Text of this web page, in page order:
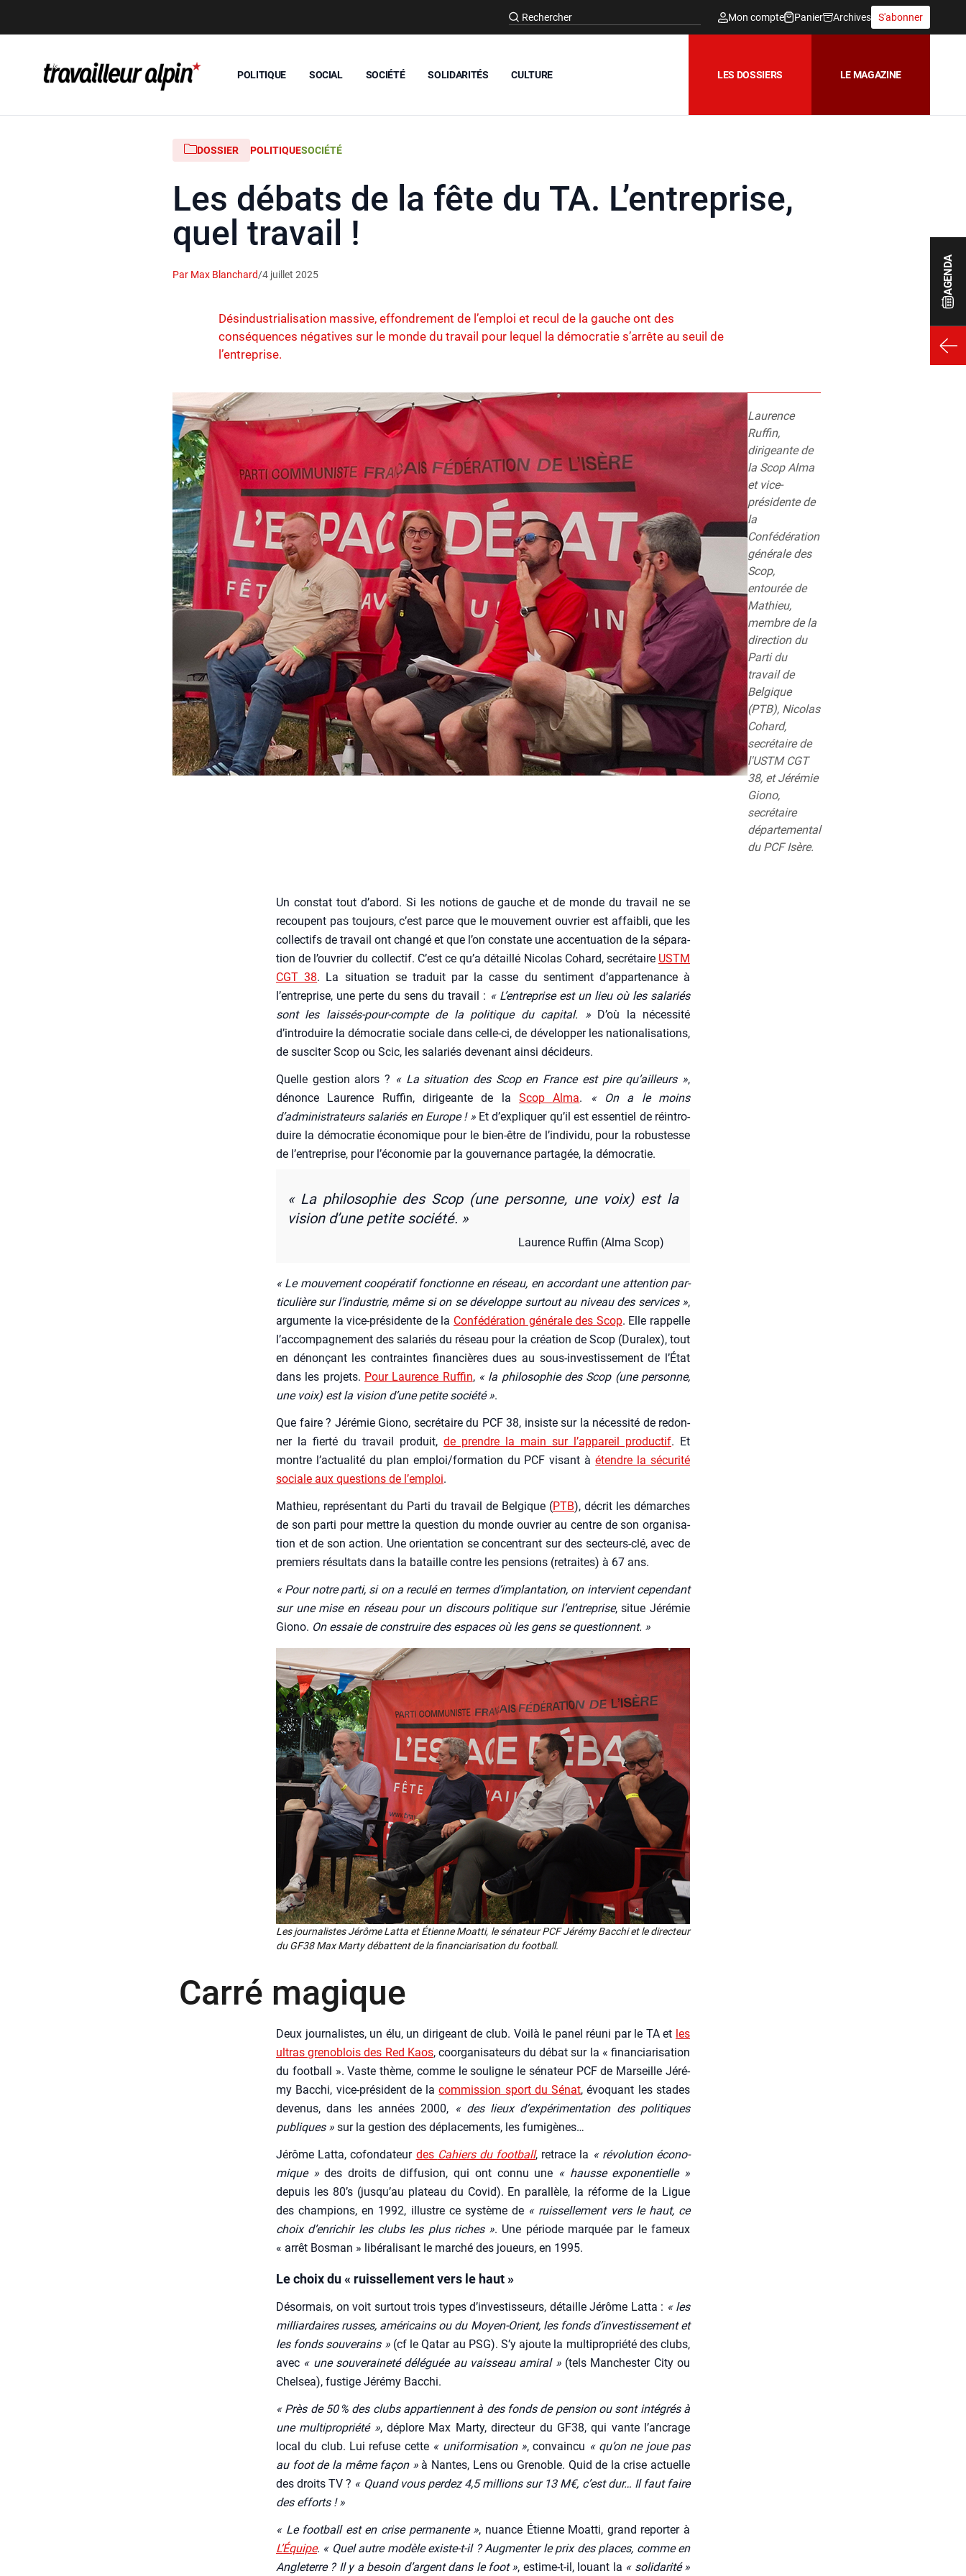
AGENDA
Mon compte Panier Archives S'abonner
POLITIQUE SOCIAL SOCIÉTÉ SOLIDARITÉS CULTURE LES DOSSIERS LE MAGAZINE
DOSSIER POLITIQUESOCIÉTÉ
Les débats de la fête du TA. L’entreprise,
quel travail !
Par Max Blanchard/4 juillet 2025
Désindustrialisation massive, effondrement de l’emploi et recul de la gauche ont des
conséquences négatives sur le monde du travail pour lequel la démocratie s’arrête au seuil de
l’entreprise.
Laurence
Ruffin,
dirigeante de
la Scop Alma
et vice-
présidente de
la
Confédération
générale des
Scop,
entourée de
Mathieu,
membre de la
direction du
Parti du
travail de
Belgique
(PTB), Nicolas
Cohard,
secrétaire de
l'USTM CGT
38, et Jérémie
Giono,
secrétaire
départemental
du PCF Isère.
Un constat tout d’a­bord. Si les notions de gauche et de monde du tra­vail ne se
recoupent pas tou­jours, c’est parce que le mou­ve­ment ouvrier est affai­bli, que les
col­lec­tifs de tra­vail ont chan­gé et que l’on constate une accen­tua­tion de la sépa­ra­
tion de l’ouvrier du col­lec­tif. C’est ce qu’a détaillé Nico­las Cohard, secré­taire USTM
CGT 38. La situa­tion se tra­duit par la casse du sen­ti­ment d’appartenance à
l’entreprise, une perte du sens du tra­vail : « L’entreprise est un lieu où les sala­riés
sont les lais­sés-pour-compte de la poli­tique du capi­tal. »D’où la néces­si­té
d’introduire la démo­cra­tie sociale dans celle-ci, de déve­lop­per les natio­na­li­sa­tions,
de sus­ci­ter Scop ou Scic, les sala­riés deve­nant ain­si déci­deurs.
Quelle ges­tion alors ? « La situa­tion des Scop en France est pire qu’ailleurs »,
dénonce Lau­rence Ruf­fin, diri­geante de la Scop Alma.
« On a le moins
d’administrateurs sala­riés en Europe ! »Et d’ex­pli­quer qu’il est essen­tiel de réin­tro­
duire la démo­cra­tie éco­no­mique pour le bien-être de l’individu, pour la robus­tesse
de l’entreprise, pour l’économie par la gou­ver­nance par­ta­gée, la démo­cra­tie.
« La phi­lo­so­phie des Scop (une per­sonne, une voix) est la
vision d’une petite socié­té. »
Lau­rence Ruf­fin (Alma Scop)
« Le mou­ve­ment coopé­ra­tif fonc­tionne en réseau, en accor­dant une atten­tion par­
ti­cu­lière sur l’industrie, même si on se déve­loppe sur­tout au niveau des ser­vices »,
argu­mente la vice-pré­si­dente de la Confé­dé­ra­tion géné­rale des Scop. Elle rap­pelle
l’accompagnement des sala­riés du réseau pour la créa­tion de Scop (Dura­lex), tout
en dénon­çant les contraintes finan­cières dues au sous-inves­tis­se­ment de l’État
dans les pro­jets. Pour Lau­rence Ruf­fin, « la phi­lo­so­phie des Scop (une per­sonne,
une voix) est la vision d’une petite socié­té ».
Que faire ? Jéré­mie Gio­no, secré­taire du PCF 38, insiste sur la néces­si­té de redon­
ner la fier­té du tra­vail pro­duit, de prendre la main sur l’appareil pro­duc­tif. Et
montre l’actualité du plan emploi/formation du PCF visant àétendre la sécu­ri­té
sociale aux ques­tions de l’emploi.
Mathieu, repré­sen­tant du Par­ti du tra­vail de Bel­gique (PTB), décrit les démarches
de son par­ti pour mettre la ques­tion du monde ouvrier au centre de son orga­ni­sa­
tion et de son action. Une orien­ta­tion se concen­trant sur des sec­teurs-clé, avec de
pre­miers résul­tats dans la bataille contre les pen­sions (retraites) à 67 ans.
« Pour notre par­ti, si on a recu­lé en termes d’implantation, on inter­vient cepen­dant
sur une mise en réseau pour un dis­cours poli­tique sur l’entreprise, situe Jéré­mie
Gio­no. On essaie de construire des espaces où les gens se ques­tionnent. »
Les jour­na­listes Jérôme Lat­ta et Étienne Moat­ti, le séna­teur PCF Jéré­my Bac­chi et le direc­teur
du GF38 Max Mar­ty débattent de la finan­cia­ri­sa­tion du foot­ball.
Carré magique
Deux jour­na­listes, un élu, un diri­geant de club. Voi­là le panel réuni par le TA et les
ultras gre­no­blois des Red Kaos, coor­ga­ni­sa­teurs du débat sur la « finan­cia­ri­sa­tion
du foot­ball ». Vaste thème, comme le sou­ligne le séna­teur PCF de Mar­seille Jéré­
my Bac­chi, vice-pré­sident de lacom­mis­sion sport du Sénat, évo­quant les stades
deve­nus, dans les années 2000, « des lieux d’expérimentation des poli­tiques
publiques » sur la ges­tion des dépla­ce­ments, les fumi­gènes…
Jérôme Lat­ta, cofon­da­teur des Cahiers du foot­ball, retrace la « révo­lu­tion éco­no­
mique »des droits de dif­fu­sion, qui ont connu une « hausse expo­nen­tielle »
depuis les 80’s (jusqu’au pla­teau du Covid). En paral­lèle, la réforme de la Ligue
des cham­pions, en 1992, illustre ce sys­tème de « ruis­sel­le­ment vers le haut, ce
choix d’enrichir les clubs les plus riches ». Une période mar­quée par le fameux
« arrêt Bos­man » libé­ra­li­sant le mar­ché des joueurs, en 1995.
Le choix du « ruissellement vers le haut »
Désor­mais, on voit sur­tout trois types d’investisseurs, détaille Jérôme Lat­ta : « les
mil­liar­daires russes, amé­ri­cains ou du Moyen-Orient, les fonds d’investissement et
les fonds sou­ve­rains »(cf le Qatar au PSG). S’y ajoute la mul­ti­pro­prié­té des clubs,
avec « une sou­ve­rai­ne­té délé­guée au vais­seau ami­ral »(tels Man­ches­ter City ou
Chel­sea), fus­tige Jéré­my Bac­chi.
« Près de 50 % des clubs appar­tiennent à des fonds de pen­sion ou sont inté­grés à
une mul­ti­pro­prié­té », déplore Max Mar­ty, direc­teur du GF38, qui vante l’ancrage
local du club. Lui refuse cette « uni­for­mi­sa­tion », convain­cu « qu’on ne joue pas
au foot de la même façon »à Nantes, Lens ou Gre­noble. Quid de la crise actuelle
des droits TV ? « Quand vous per­dez 4,5 mil­lions sur 13 M€, c’est dur… Il faut faire
des efforts ! »
« Le foot­ball est en crise per­ma­nente », nuance Étienne Moat­ti, grand repor­ter à
L’Équipe. « Quel autre modèle existe-t-il ? Aug­men­ter le prix des places, comme en
Angle­terre ? Il y a besoin d’argent dans le foot », estime-t-il, louant la « soli­da­ri­té »